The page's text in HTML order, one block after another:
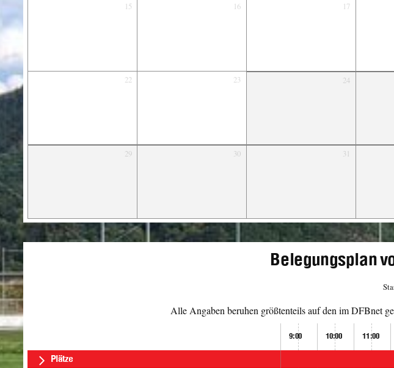
15 16 17
22 23 24
29 30 31
Belegungsplan
Alle Angaben beruhen größtenteils auf den im DFBnet
9:00 10:00 11:00
Plätze